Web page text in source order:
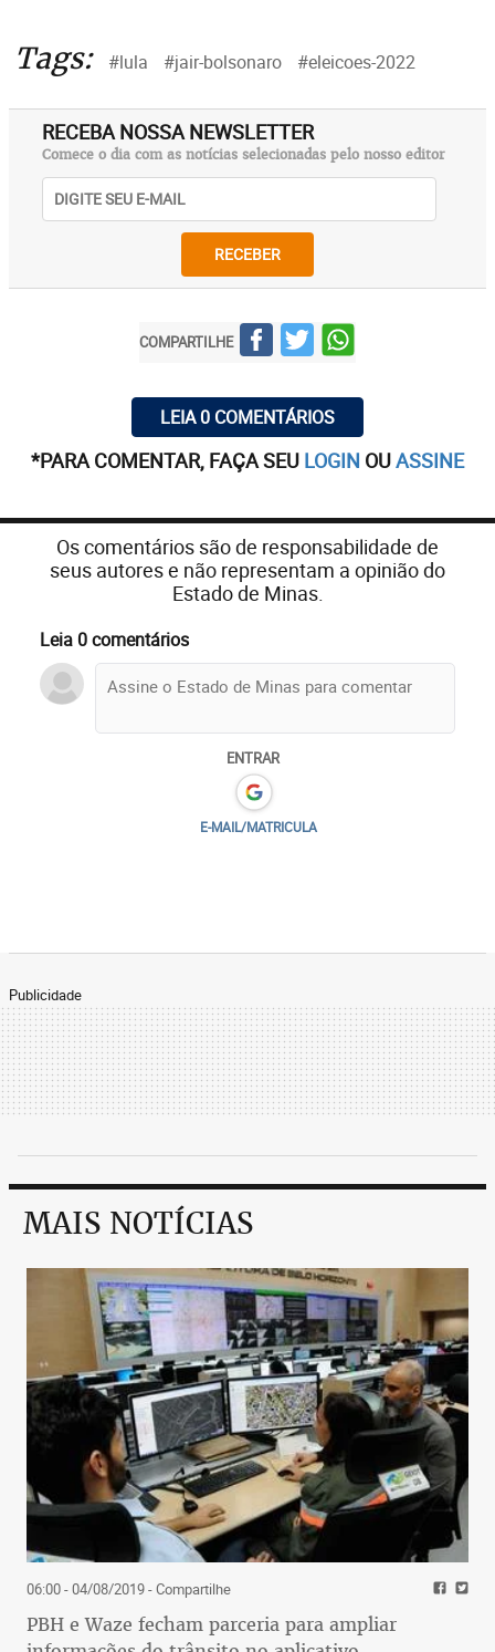
Tags: #lula #jair-bolsonaro #eleicoes-2022
RECEBA NOSSA NEWSLETTER
Comece o dia com as notícias selecionadas pelo nosso editor
RECEBER
COMPARTILHE
LEIA 0 COMENTÁRIOS
*PARA COMENTAR, FAÇA SEU LOGIN OUASSINE
Os comentários são de responsabilidade de
seus autores e não representam a opinião do
Estado de Minas.
Leia 0 comentários
ENTRAR
E-MAIL/MATRICULA
Publicidade
MAIS NOTÍCIAS
06:00 - 04/08/2019- Compartilhe
PBH e Waze fecham parceria para ampliar